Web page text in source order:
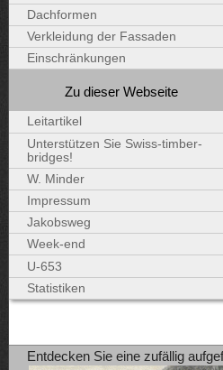
Dachformen
Verkleidung der Fassaden
Einschränkungen
Zu dieser Webseite
Leitartikel
Unterstützen Sie Swiss-timber-
bridges!
W. Minder
Impressum
Jakobsweg
Week-end
U-653
Statistiken
Entdecken Sie eine zufällig